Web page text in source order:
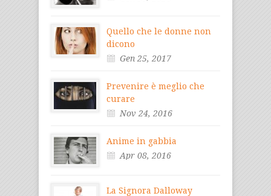
Quello che le donne non
dicono
Gen 25, 2017
Prevenire è meglio che
curare
Nov 24, 2016
Anime in gabbia
Apr 08, 2016
La Signora Dalloway